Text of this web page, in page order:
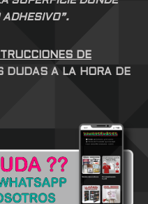
ADHESIVO”.
DE
DUDAS A LA HORA DE